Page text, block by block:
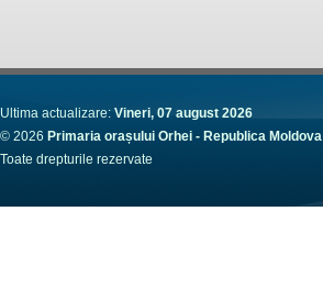
Ultima actualizare: Vineri, 07 august 2026
© 2026 Primaria orașului Orhei - Republica Moldova
Toate drepturile rezervate